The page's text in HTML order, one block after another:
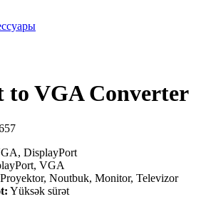
to VGA Converter
DisplayPort
VGA
Proyektor, Noutbuk, Monitor, Televizor
Yüksək sürət